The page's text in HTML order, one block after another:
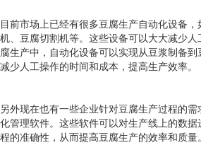
目前市场上已经有很多豆腐生产自动化设备
机、豆腐切割机等。这些设备可以大大减少
腐生产中，自动化设备可以实现从豆浆制备
减少人工操作的时间和成本，提高生产效率。
另外现在也有一些企业针对豆腐生产过程的
化管理软件。这些软件可以对生产线上的数
程的准确性，从而提高豆腐生产的效率和质量。